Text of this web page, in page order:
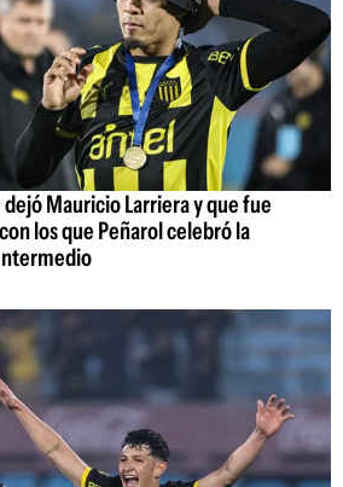
Mauricio Larriera y que fue
los que Peñarol celebró la